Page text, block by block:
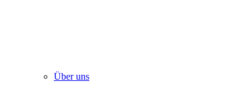
Über uns